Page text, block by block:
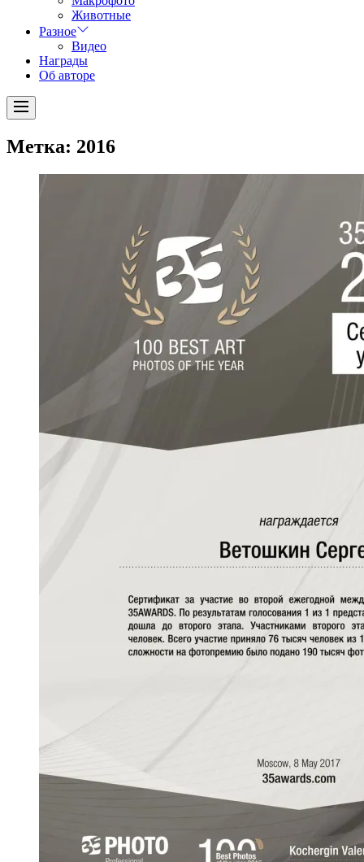
Животные
Разное
Видео
Награды
Об авторе
Menu
Метка: 2016